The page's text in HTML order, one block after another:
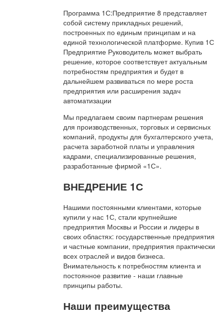
Программа 1С:Предприятие 8 представляет
собой систему прикладных решений,
построенных по единым принципам и на
единой технологической платформе. Купив 1С
Предприятие Руководитель может выбрать
решение, которое соответствует актуальным
потребностям предприятия и будет в
дальнейшем развиваться по мере роста
предприятия или расширения задач
автоматизации
Мы предлагаем своим партнерам решения
для производственных, торговых и сервисных
компаний, продукты для бухгалтерского учета,
расчета заработной платы и управления
кадрами, специализированные решения,
разработанные фирмой «1С».
ВНЕДРЕНИЕ 1С
Нашими постоянными клиентами, которые
купили у нас 1С, стали крупнейшие
предприятия Москвы и России и лидеры в
своих областях: государственные предприятия
и частные компании, предприятия практически
всех отраслей и видов бизнеса.
Внимательность к потребностям клиента и
постоянное развитие - наши главные
принципы работы.
Наши преимущества